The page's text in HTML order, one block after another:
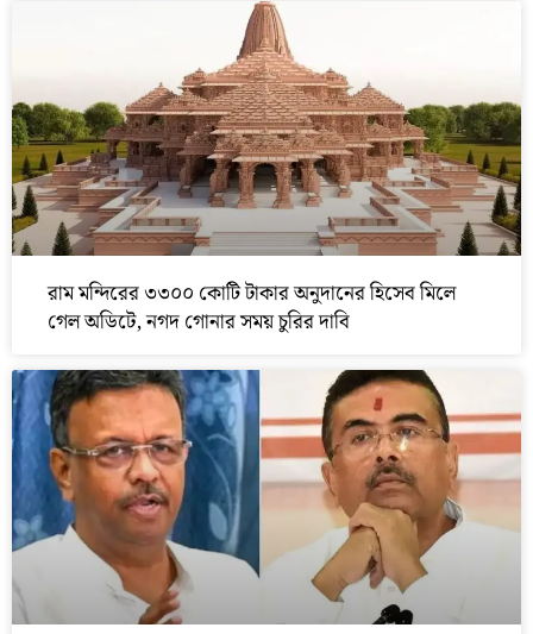
রাম মন্দিরের ৩৩০০ কোটি টাকার অনুদানের হিসেব মিলে
গেল অডিটে, নগদ গোনার সময় চুরির দাবি